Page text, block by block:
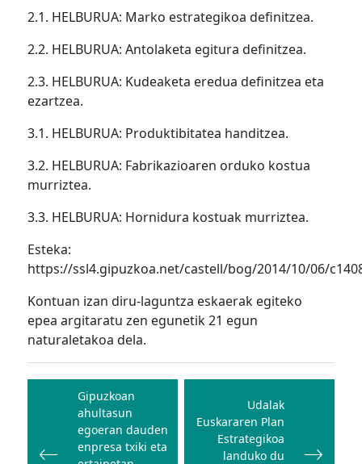
2.1. HELBURUA: Marko estrategikoa definitzea.
2.2. HELBURUA: Antolaketa egitura definitzea.
2.3. HELBURUA: Kudeaketa eredua definitzea eta
ezartzea.
3.1. HELBURUA: Produktibitatea handitzea.
3.2. HELBURUA: Fabrikazioaren orduko kostua
murriztea.
3.3. HELBURUA: Hornidura kostuak murriztea.
Esteka:
https://ssl4.gipuzkoa.net/castell/bog/2014/10/06/
Kontuan izan diru-laguntza eskaerak egiteko
epea argitaratu zen egunetik 21 egun
naturaletakoa dela.
Bidalketetan
zehar
nabigatu
Gipuzkoan
ahultasun
egoeran dauden
enpresa txiki eta
Udalak
Euskararen Plan
Estrategikoa
landuko du